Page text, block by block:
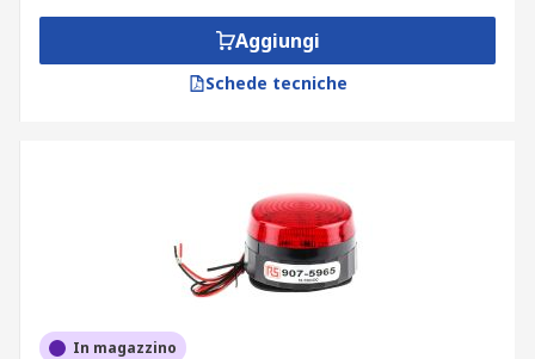
Aggiungi
Schede tecniche
In magazzino